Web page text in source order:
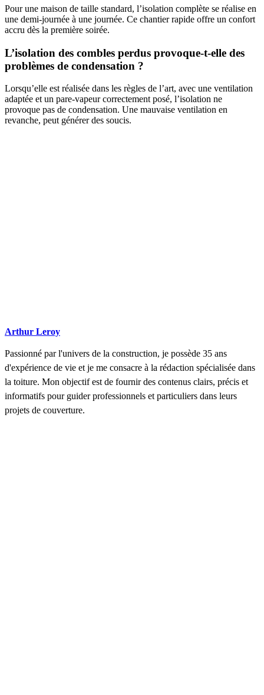
Pour une maison de taille standard, l’isolation complète se réalise en
une demi-journée à une journée. Ce chantier rapide offre un confort
accru dès la première soirée.
L’isolation des combles perdus provoque-t-elle des
problèmes de condensation ?
Lorsqu’elle est réalisée dans les règles de l’art, avec une ventilation
adaptée et un pare-vapeur correctement posé, l’isolation ne
provoque pas de condensation. Une mauvaise ventilation en
revanche, peut générer des soucis.
Arthur Leroy
Passionné par l'univers de la construction, je possède 35 ans
d'expérience de vie et je me consacre à la rédaction spécialisée dans
la toiture. Mon objectif est de fournir des contenus clairs, précis et
informatifs pour guider professionnels et particuliers dans leurs
projets de couverture.